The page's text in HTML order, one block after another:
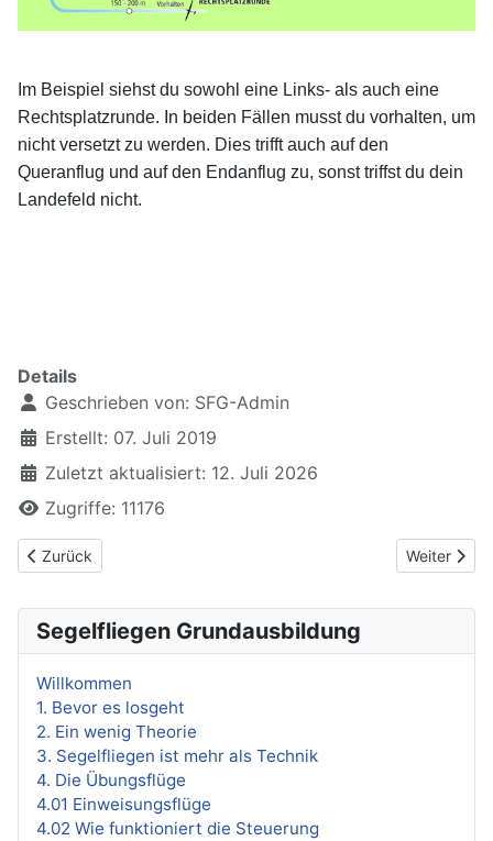
Im Beispiel siehst du sowohl eine Links- als auch eine
Rechtsplatzrunde. In beiden Fällen musst du vorhalten, um
nicht versetzt zu werden. Dies trifft auch auf den
Queranflug und auf den Endanflug zu, sonst triffst du dein
Landefeld nicht.
Details
Geschrieben von: SFG-Admin
Erstellt: 07. Juli 2019
Zuletzt aktualisiert: 12. Juli 2026
Zugriffe: 11176
Vorheriger Beitrag: 4.11 Platzrunden bei stärkerem Wind
Zurück Nächster
Weiter
Segelfliegen Grundausbildung
Willkommen
1. Bevor es losgeht
2. Ein wenig Theorie
3. Segelfliegen ist mehr als Technik
4. Die Übungsflüge
4.01 Einweisungsflüge
4.02 Wie funktioniert die Steuerung